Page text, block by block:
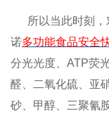
所以当此时刻，
诺多功能食品安全
分光光度、ATP荧
醛、二氧化硫、亚
砂、甲醇、三聚氰